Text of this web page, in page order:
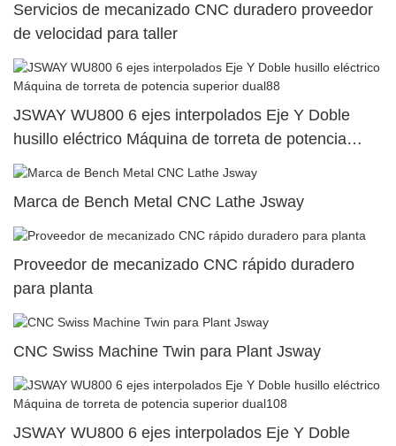
Servicios de mecanizado CNC duradero proveedor
de velocidad para taller
JSWAY WU800 6 ejes interpolados Eje Y Doble
husillo eléctrico Máquina de torreta de potencia
superior dual88
Marca de Bench Metal CNC Lathe Jsway
Proveedor de mecanizado CNC rápido duradero
para planta
CNC Swiss Machine Twin para Plant Jsway
JSWAY WU800 6 ejes interpolados Eje Y Doble